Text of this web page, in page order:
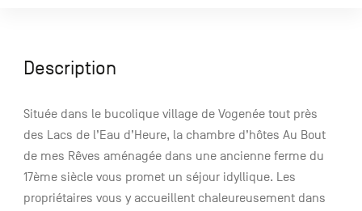
Description
Située dans le bucolique village de Vogenée tout près
des Lacs de l’Eau d’Heure, la chambre d’hôtes Au Bout
de mes Rêves aménagée dans une ancienne ferme du
17ème siècle vous promet un séjour idyllique. Les
propriétaires vous y accueillent chaleureusement dans